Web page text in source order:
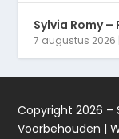
Sylvia Romy –
7 augustus 2026
Copyright 2026 –
Voorbehouden |